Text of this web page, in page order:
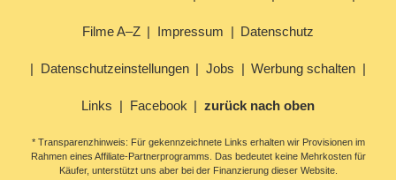
Filme A–Z Impressum Datenschutz
Datenschutzeinstellungen Jobs Werbung schalten
Links Facebook zurück nach oben
* Transparenzhinweis: Für gekennzeichnete Links erhalten wir Provisionen im
Rahmen eines Affiliate-Partnerprogramms. Das bedeutet keine Mehrkosten für
Käufer, unterstützt uns aber bei der Finanzierung dieser Website.